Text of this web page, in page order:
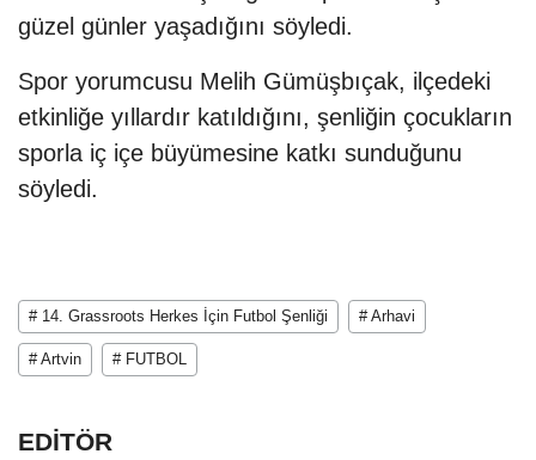
güzel günler yaşadığını söyledi.
Spor yorumcusu Melih Gümüşbıçak, ilçedeki
etkinliğe yıllardır katıldığını, şenliğin çocukların
sporla iç içe büyümesine katkı sunduğunu
söyledi.
# 14. Grassroots Herkes İçin Futbol Şenliği # Arhavi
# Artvin # FUTBOL
EDİTÖR